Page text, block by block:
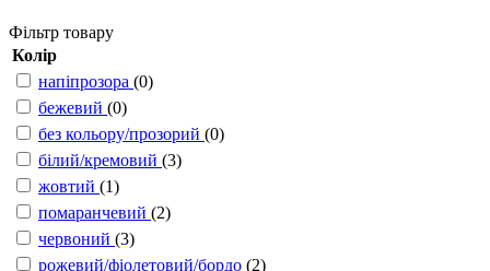
Фільтр товару
Колір
напіпрозора (0)
бежевий (0)
без кольору/прозорий (0)
білий/кремовий (3)
жовтий (1)
помаранчевий (2)
червоний (3)
рожевий/фіолетовий/бордо (2)